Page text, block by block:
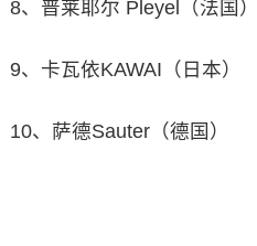
8、普莱耶尔 Pleyel（法国）
9、卡瓦依KAWAI（日本）
10、萨德Sauter（德国）